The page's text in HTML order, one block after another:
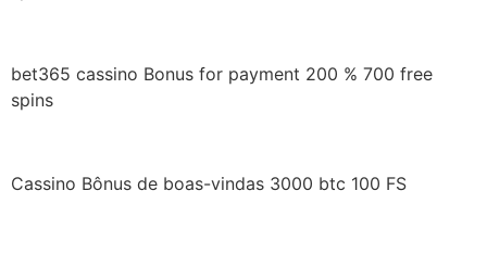
bet365 cassino Bonus for payment 200 % 700 free
spins
Cassino Bônus de boas-vindas 3000 btc 100 FS